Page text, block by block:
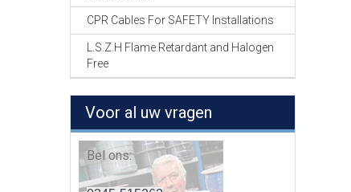
CPR Cables For SAFETY Installations
L.S.Z.H Flame Retardant and Halogen
Free
Voor al uw vragen
Bel ons: